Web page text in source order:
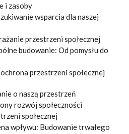
i zasoby
wsparcia dla naszej
przestrzeni społecznej
budowanie: Od pomysłu do
przestrzeni społecznej
o naszą przestrzeń
rozwój społeczności
społecznej
wpływu: Budowanie trwałego